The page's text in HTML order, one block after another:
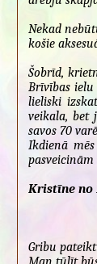
Nekad
košie
Šobrīd,
Brīvības
lieliski
veikala, bet
savos 70
Ikdienā
Kristīne no
Gribu